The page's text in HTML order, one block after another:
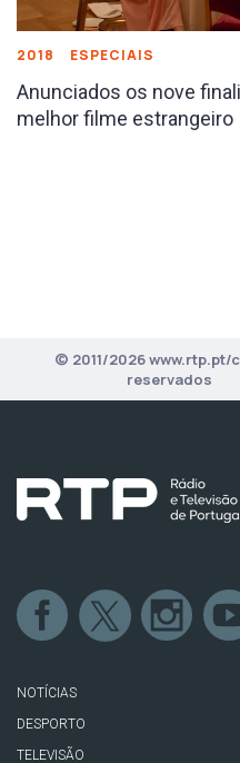
2018 ESPECIAIS
Anunciados os nove
melhor filme estrangeiro
© 2011/2026
reservados
NOTÍCIAS
DESPORTO
TELEVISÃO